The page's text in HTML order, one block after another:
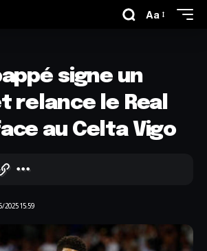
Aa
signe un
relance le Real
au Celta Vigo
15:59